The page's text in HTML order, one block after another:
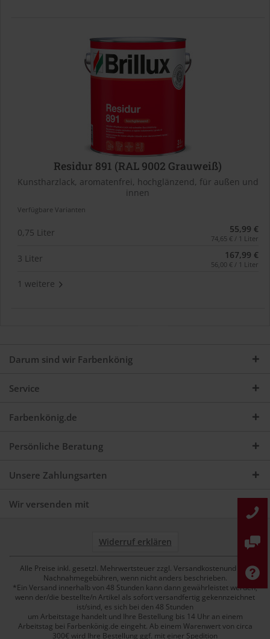
Residur 891 (RAL 9002 Grauweiß)
Kunstharzlack, aromatenfrei, hochglänzend, für außen und
innen
Verfügbare Varianten
0,75 Liter 55,99 €
74,65 € / 1 Liter
3 Liter 167,99 €
56,00 € / 1 Liter
1 weitere
Darum sind wir Farbenkönig
Service
Farbenkönig.de
Persönliche Beratung
Unsere Zahlungsarten
Wir versenden mit
Widerruf erklären
Alle Preise inkl. gesetzl. Mehrwertsteuer zzgl. Versandkostenund ggf.
Nachnahmegebühren, wenn nicht anders beschrieben.
*Ein Versand innerhalb von 48 Stunden kann dann gewährleistet werden,
wenn der/die bestellte/n Artikel als sofort versandfertig gekennzeichnet
ist/sind, es sich bei den 48 Stunden
um Arbeitstage handelt und Ihre Bestellung bis 14 Uhr an einem
Arbeitstag bei Farbenkönig.de eingeht. Ab einem Warenwert von circa
300€ wird Ihre Bestellung ggf. mit einer Spedition